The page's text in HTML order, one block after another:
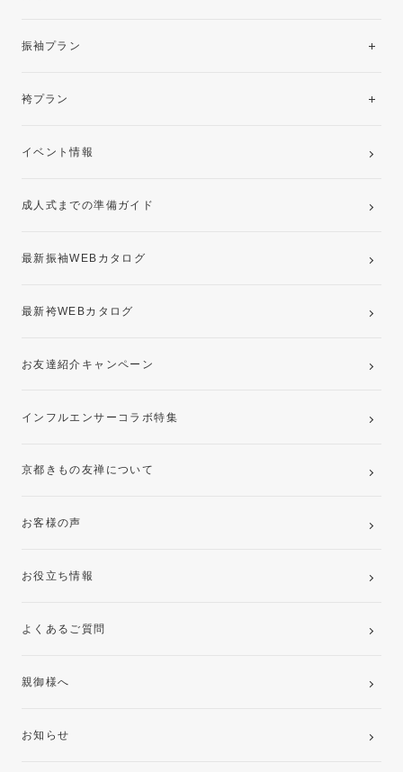
振袖プラン
レンタルプラン
袴プラン
卒業袴レンタルプラン
イベント情報
成人式までの準備ガイド
最新振袖WEBカタログ
最新袴WEBカタログ
お友達紹介キャンペーン
インフルエンサーコラボ特集
京都きもの友禅について
お客様の声
お役立ち情報
よくあるご質問
親御様へ
お知らせ